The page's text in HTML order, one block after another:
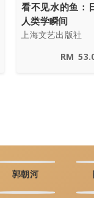
看不见水的鱼：
人类学瞬间
上海文艺出版社
RM
郭朝河